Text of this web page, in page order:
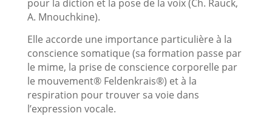
pour la diction et la pose de la voix (Ch. Rauck,
A. Mnouchkine).
Elle accorde une importance particulière à la
conscience somatique (sa formation passe par
le mime, la prise de conscience corporelle par
le mouvement® Feldenkrais®) et à la
respiration pour trouver sa voie dans
l’expression vocale.